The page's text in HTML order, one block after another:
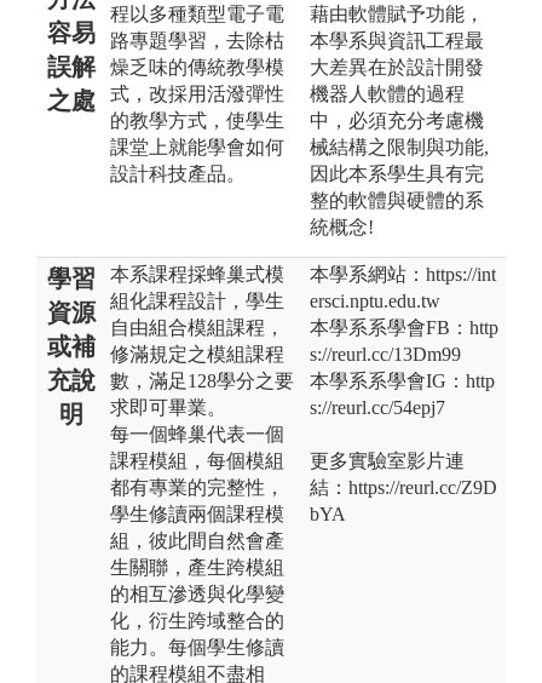
容易
誤解
之處
程以多種類型電子電
路專題學習，去除枯
燥乏味的傳統教學模
式，改採用活潑彈性
的教學方式，使學生
課堂上就能學會如何
設計科技產品。
藉由軟體賦予功能，
本學系與資訊工程最
大差異在於設計開發
機器人軟體的過程
中，必須充分考慮機
械結構之限制與功能,
因此本系學生具有完
整的軟體與硬體的系
統概念!
學習
資源
或補
充說
明
本系課程採蜂巢式模
組化課程設計，學生
自由組合模組課程，
修滿規定之模組課程
數，滿足128學分之要
求即可畢業。
每一個蜂巢代表一個
課程模組，每個模組
都有專業的完整性，
學生修讀兩個課程模
組，彼此間自然會產
生關聯，產生跨模組
的相互滲透與化學變
化，衍生跨域整合的
能力。每個學生修讀
的課程模組不盡相
本學系網站：https://int
ersci.nptu.edu.tw
本學系系學會FB：http
s://reurl.cc/13Dm99
本學系系學會IG：http
s://reurl.cc/54epj7
更多實驗室影片連
結：https://reurl.cc/Z9D
bYA